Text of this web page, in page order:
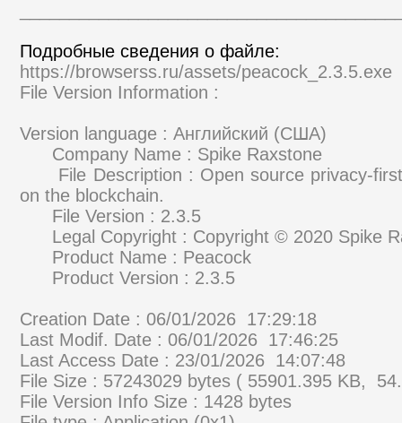
Подробные сведения о файле:
https://browserss.ru/assets/peacock_2.3.5.exe
File Version Information :
Version language : Английский (США)
Company Name : Spike Raxstone
File Description : Open source privacy-
on the blockchain.
File Version : 2.3.5
Legal Copyright : Copyright © 2020 Spike
Product Name : Peacock
Product Version : 2.3.5
Creation Date : 06/01/2026 17:29:18
Last Modif. Date : 06/01/2026 17:46:25
Last Access Date : 23/01/2026 14:07:48
File Size : 57243029 bytes ( 55901.395 KB,
File Version Info Size : 1428 bytes